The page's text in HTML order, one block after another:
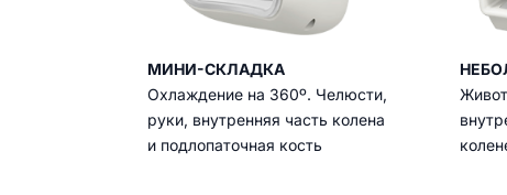
МИНИ-СКЛАДКА
Охлаждение на 360º. Челюсти,
руки, внутренняя часть колена
и подлопаточная кость